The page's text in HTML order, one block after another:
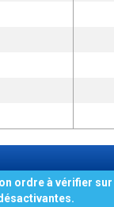
ordre à vérifier